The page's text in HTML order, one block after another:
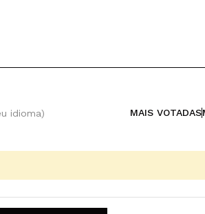
idioma) MAIS VOTADAS